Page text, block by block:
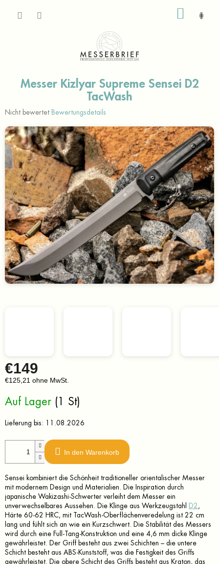
Messer Kizlyar Supreme Sensei D2
TacWash
Die
Produktbewertung
ist
0,0
von
5
Sternen.
Nicht bewertet Bewertungsdetails
€149
€125,21 ohne MwSt.
Auf Lager (1 St)
Lieferung bis: 11.08.2026
In den Warenkorb
Sensei kombiniert die Schönheit traditioneller orientalischer Messer
mit modernem Design und Materialien. Die Inspiration durch
japanische Wakizashi-Schwerter verleiht dem Messer ein
unverwechselbares Aussehen. Die Klinge aus Werkzeugstahl
D2 ,
Härte 60-62 HRC, mit TacWash-Oberflächenveredelung ist 22 cm
lang und fühlt sich an wie ein Kurzschwert. Die Stabilität des Messers
wird durch eine Full-Tang-Konstruktion und eine 4,6 mm dicke Klinge
gewährleistet. Der Griff besteht aus zwei Schichten – die untere
Schicht besteht aus ABS-Kunststoff, was die Festigkeit des Griffs
gewährleistet. Die obere Schicht des Griffs besteht aus Kraton, das